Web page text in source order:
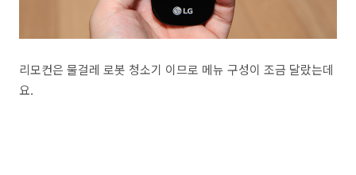
리모컨은 물걸레 로봇 청소기 이므로 메뉴 구성이 조금 달랐는데
요.